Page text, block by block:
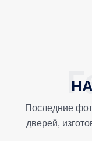
Последние
дверей,